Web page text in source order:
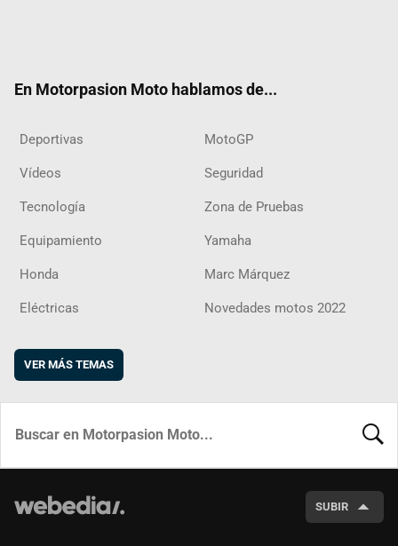
En Motorpasion Moto hablamos de...
Deportivas MotoGP
Vídeos Seguridad
Tecnología Zona de Pruebas
Equipamiento Yamaha
Honda Marc Márquez
Eléctricas Novedades motos 2022
VER MÁS TEMAS
SUBIR